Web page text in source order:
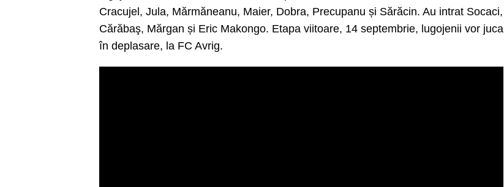
Cracujel, Jula, Mărmăneanu, Maier, Dobra, Precupanu și Sărăcin. Au intrat Socaci,
Cărăbaş, Mărgan și Eric Makongo. Etapa viitoare, 14 septembrie, lugojenii vor juca
în deplasare, la FC Avrig.